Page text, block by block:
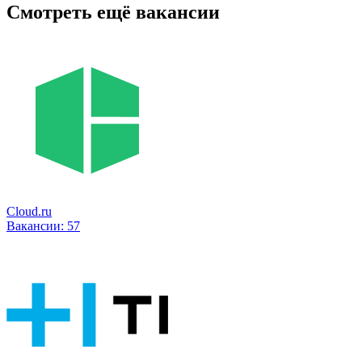
Смотреть ещё вакансии
Cloud.ru
Вакансии: 57